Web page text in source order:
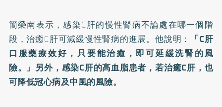
簡榮南表示，感染C肝的慢性腎病不論處在哪一個階
段，治癒C肝可減緩慢性腎病的進展。他說明：
「C肝
口服藥療效好，只要能治癒，即可延緩洗腎的風
險。」另外，感染C肝的高血脂患者，若治癒C肝，也
可降低冠心病及中風的風險。